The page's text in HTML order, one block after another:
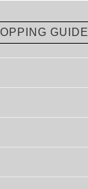
GUIDE